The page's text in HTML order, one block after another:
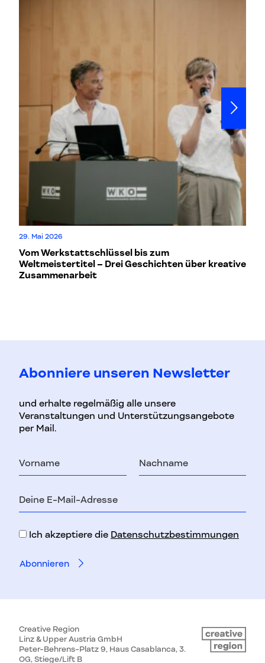
29. Mai 2026
Vom Werkstattschlüssel bis zum
Weltmeistertitel – Drei Geschichten über kreative
Zusammenarbeit
Abonniere unseren Newsletter
und erhalte regelmäßig alle unsere
Veranstaltungen und Unterstützungsangebote
per Mail.
Nachname
Mail-
Ich akzeptiere die Datenschutzbestimmungen
Creative Region
Linz & Upper Austria GmbH
Peter-Behrens-Platz 9, Haus Casablanca, 3.
OG, Stiege/Lift B